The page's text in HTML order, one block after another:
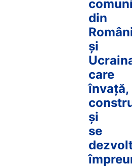
din
și
care
învață,
și
se